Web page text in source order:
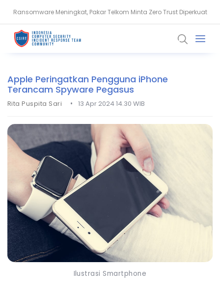
Ransomware Meningkat, Pakar Telkom Minta Zero Trust Diperkuat
Ruflo Rentan Diretas, API Key hingga Memori AI Terancam Bocor
Apple Peringatkan Pengguna iPhone
Terancam Spyware Pegasus
Rita Puspita Sari • 13 Apr 2024 14.30 WIB
Ilustrasi Smartphone